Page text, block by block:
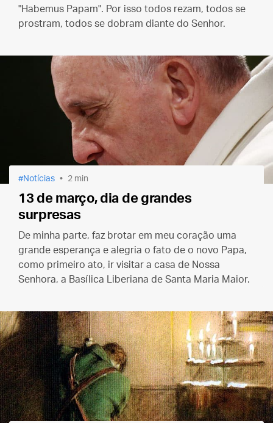
"Habemus Papam". Por isso todos rezam, todos se
prostram, todos se dobram diante do Senhor.
Notícias 2 min
13 de março, dia de grandes
surpresas
De minha parte, faz brotar em meu coração uma
grande esperança e alegria o fato de o novo Papa,
como primeiro ato, ir visitar a casa de Nossa
Senhora, a Basílica Liberiana de Santa Maria Maior.